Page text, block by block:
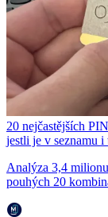
20 nejčastějších
jestli je v seznamu i
Analýza 3,4
pouhých 20